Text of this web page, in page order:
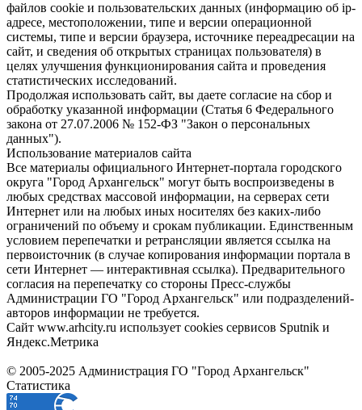
файлов cookie и пользовательских данных (информацию об ip-
адресе, местоположении, типе и версии операционной
системы, типе и версии браузера, источнике переадресации на
сайт, и сведения об открытых страницах пользователя) в
целях улучшения функционирования сайта и проведения
статистических исследований.
Продолжая использовать сайт, вы даете согласие на сбор и
обработку указанной информации (Статья 6 Федерального
закона от 27.07.2006 № 152-ФЗ "Закон о персональных
данных").
Использование материалов сайта
Все материалы официального Интернет-портала городского
округа "Город Архангельск" могут быть воспроизведены в
любых средствах массовой информации, на серверах сети
Интернет или на любых иных носителях без каких-либо
ограничений по объему и срокам публикации. Единственным
условием перепечатки и ретрансляции является ссылка на
первоисточник (в случае копирования информации портала в
сети Интернет — интерактивная ссылка). Предварительного
согласия на перепечатку со стороны Пресс-службы
Администрации ГО "Город Архангельск" или подразделений-
авторов информации не требуется.
Сайт www.arhcity.ru использует cookies сервисов Sputnik и
Яндекс.Метрика
© 2005-2025 Администрация ГО "Город Архангельск"
Статистика